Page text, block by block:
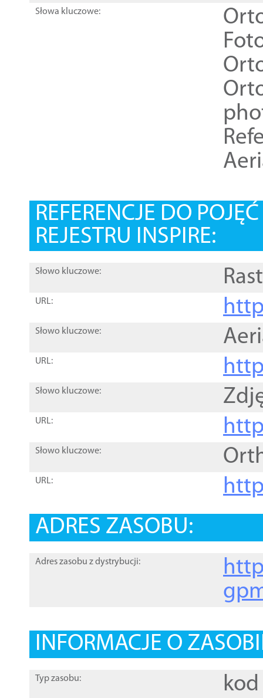
Słowa kluczowe:
REFERENCJE DO
REJESTRU INSPIRE:
Słowo kluczowe:
URL:
Słowo kluczowe:
URL:
Słowo kluczowe:
URL:
Słowo kluczowe:
URL:
ADRES ZASOBU:
Adres zasobu z dystrybucji:
INFORMACJE O
Typ zasobu: kod